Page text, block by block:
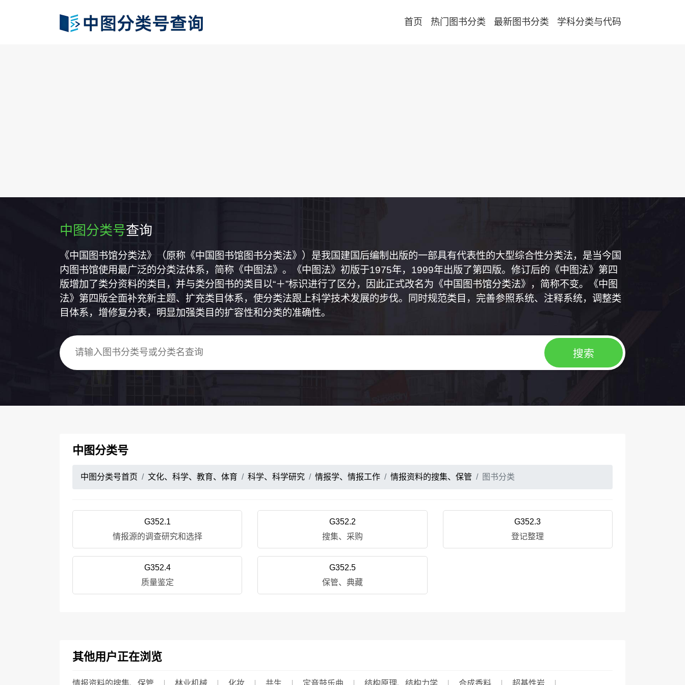
首页 热门图书分类 最新图书分类 学科分类与代码
中图分类号查询
《中国图书馆分类法》（原称《中国图书馆图书分类法》）是我国建国后编制出版的一部具有代表性的大型综合性分类法，是当今国
内图书馆使用最广泛的分类法体系，简称《中图法》。《中图法》初版于1975年，1999年出版了第四版。修订后的《中图法》第四
版增加了类分资料的类目，并与类分图书的类目以“＋”标识进行了区分，因此正式改名为《中国图书馆分类法》，简称不变。《中图
法》第四版全面补充新主题、扩充类目体系，使分类法跟上科学技术发展的步伐。同时规范类目，完善参照系统、注释系统，调整类
目体系，增修复分表，明显加强类目的扩容性和分类的准确性。
中图分类号
中图分类号首页 文化、科学、教育、体育 科学、科学研究 情报学、情报工作 情报资料的搜集、保管 图书分类
G352.1
情报源的调查研究和选择
G352.2
搜集、采购
G352.3
登记整理
G352.4
质量鉴定
G352.5
保管、典藏
其他用户正在浏览
情报资料的搜集、保管 林业机械 化妆 共生 定音鼓乐曲 结构原理、结构力学 合成香料 超基性岩